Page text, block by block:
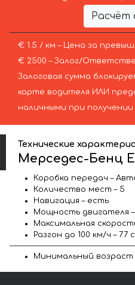
Расчёт
€ 1.5 / км – Цена за
€ 2500 – Залог/
Залоговая сумма
карте водителя ИЛИ
наличными при
Технические
Мерседес-Бенц
Коробка передач –
Количество мест – 5
Навигация – есть
Мощность двигателя –
Максимальная
Разгон до 100 км/ч – 7.7
Минимальный возраст